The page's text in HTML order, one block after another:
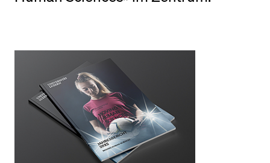
Sportangebot
Menuplan Mensa
Anmeldung und Zulassung